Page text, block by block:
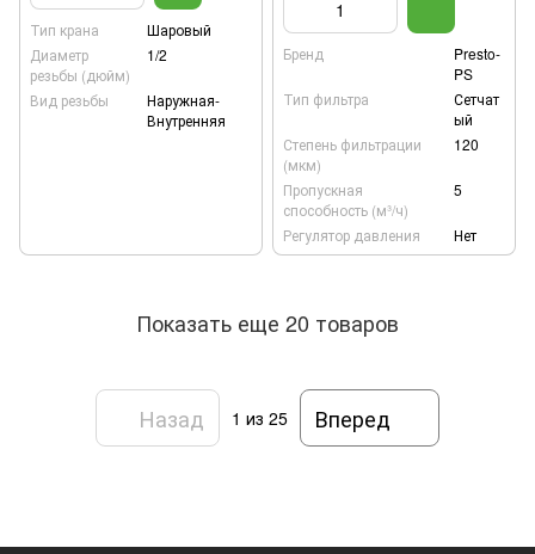
Тип крана
Шаровый
Диаметр
резьбы (дюйм)
1/2
Вид резьбы
Наружная-
Внутренняя
Бренд
Presto-
PS
Тип фильтра
Сетчат
ый
Степень фильтрации
(мкм)
120
Пропускная
способность (м³/ч)
5
Регулятор давления Нет
Показать еще 20 товаров
Назад 1 из 25 Вперед